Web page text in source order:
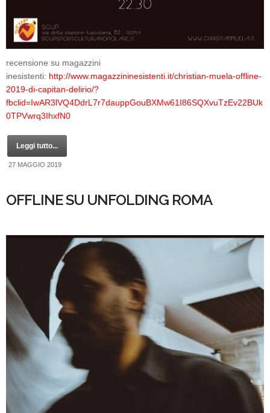
recensione su magazzini
inesistenti: http://www.magazzininesistenti.it/christian-muela-offline-
2019-di-capitan-delirio/?
fbclid=IwAR3lVQ4DdrL7r7dauppGouBXMw61I86SQXvuTzEv22BUk
0TPVwrq3IhxfN0
Leggi tutto...
27 MAGGIO 2019
OFFLINE SU UNFOLDING ROMA